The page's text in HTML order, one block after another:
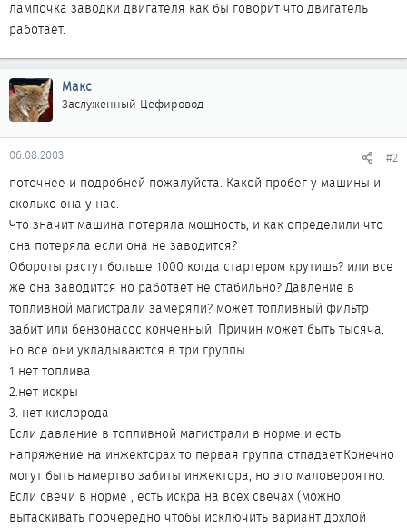
лампочка заводки двигателя как бы говорит что двигатель
работает.
Макс
Заслуженный Цефировод
06.08.2003 #2
поточнее и подробней пожалуйста. Какой пробег у машины и
сколько она у нас.
Что значит машина потеряла мощность, и как определили что
она потеряла если она не заводится?
Обороты растут больше 1000 когда стартером крутишь? или все
же она заводится но работает не стабильно? Давление в
топливной магистрали замеряли? может топливный фильтр
забит или бензонасос конченный. Причин может быть тысяча,
но все они укладываются в три группы
1 нет топлива
2.нет искры
3. нет кислорода
Если давление в топливной магистрали в норме и есть
напряжение на инжекторах то первая группа отпадает.Конечно
могут быть намертво забиты инжектора, но это маловероятно.
Если свечи в норме , есть искра на всех свечах (можно
вытаскивать поочередно чтобы исключить вариант дохлой